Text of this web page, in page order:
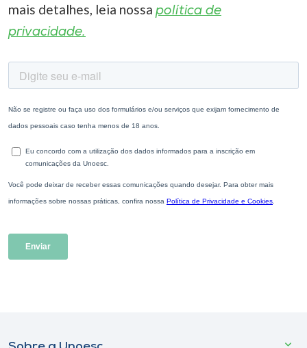
mais detalhes, leia nossa política de
privacidade.